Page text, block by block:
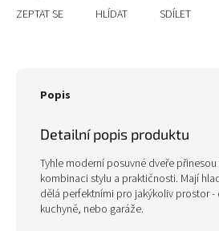
ZEPTAT SE HLÍDAT SDÍLET
Popis
Detailní popis produktu
Tyhle moderní posuvné dveře
kombinaci stylu a praktičnosti. Mají
dělá perfektními pro jakýkoliv prostor
kuchyně, nebo garáže.